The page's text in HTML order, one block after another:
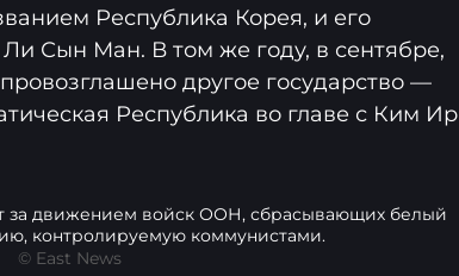
Республика Корея, и его
Сын Ман. В том же году, в сентябре,
другое государство —
Республика во главе с Ким Ир
за движением войск ООН, сбрасывающих белый
контролируемую коммунистами.
© East News